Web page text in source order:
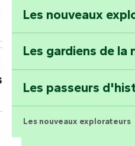
Faymoreau :
épopée minière
Terre d’étoiles :
Les nouveaux
Les gardiens de la
Les passeurs
Les nouveaux explorateurs
précis
fois